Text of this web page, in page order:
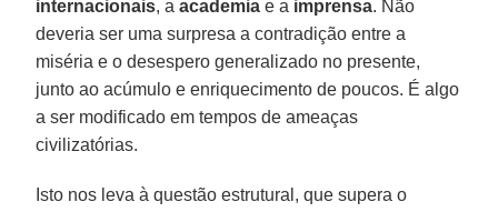
internacionais, aacademia e a imprensa. Não
deveria ser uma surpresa a contradição entre a
miséria e o desespero generalizado no presente,
junto ao acúmulo e enriquecimento de poucos. É algo
a ser modificado em tempos de ameaças
civilizatórias.
Isto nos leva à questão estrutural, que supera o